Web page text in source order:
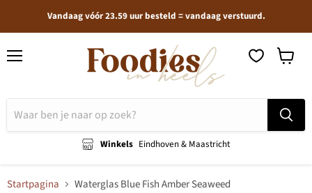
Vandaag vóór 23.59 uur besteld = vandaag verstuurd.
Winkels Eindhoven & Maastricht
Startpagina Waterglas Blue Fish Amber Seaweed